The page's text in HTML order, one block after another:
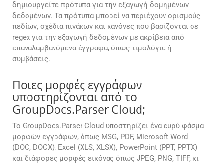
δημιουργείτε πρότυπα για την εξαγωγή δομημένων
δεδομένων. Τα πρότυπα μπορεί να περιέχουν ορισμούς
πεδίων, σχέδια πινάκων και κανόνες που βασίζονται σε
regex για την εξαγωγή δεδομένων με ακρίβεια από
επαναλαμβανόμενα έγγραφα, όπως τιμολόγια ή
συμβάσεις.
Ποιες μορφές εγγράφων
υποστηρίζονται από το
GroupDocs.Parser Cloud;
Το GroupDocs.Parser Cloud υποστηρίζει ένα ευρύ φάσμα
μορφών εγγράφων, όπως MSG, PDF, Microsoft Word
(DOC, DOCX), Excel (XLS, XLSX), PowerPoint (PPT, PPTX)
και διάφορες μορφές εικόνας όπως JPEG, PNG, TIFF, κι